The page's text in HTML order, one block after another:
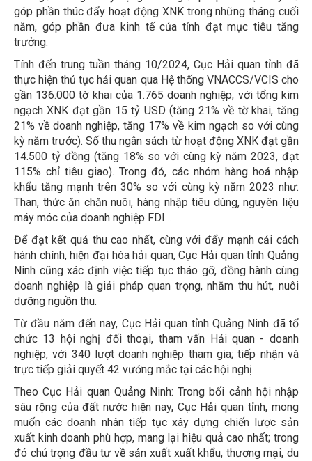
góp phần thúc đẩy hoạt động XNK trong những tháng cuối
năm, góp phần đưa kinh tế của tỉnh đạt mục tiêu tăng
trưởng.
Tính đến trung tuần tháng 10/2024, Cục Hải quan tỉnh đã
thực hiện thủ tục hải quan qua Hệ thống VNACCS/VCIS cho
gần 136.000 tờ khai của 1.765 doanh nghiệp, với tổng kim
ngạch XNK đạt gần 15 tỷ USD (tăng 21% về tờ khai, tăng
21% về doanh nghiệp, tăng 17% về kim ngạch so với cùng
kỳ năm trước). Số thu ngân sách từ hoạt động XNK đạt gần
14.500 tỷ đồng (tăng 18% so với cùng kỳ năm 2023, đạt
115% chỉ tiêu giao). Trong đó, các nhóm hàng hoá nhập
khẩu tăng mạnh trên 30% so với cùng kỳ năm 2023 như:
Than, thức ăn chăn nuôi, hàng nhập tiêu dùng, nguyên liệu
máy móc của doanh nghiệp FDI…
Để đạt kết quả thu cao nhất, cùng với đẩy mạnh cải cách
hành chính, hiện đại hóa hải quan, Cục Hải quan tỉnh Quảng
Ninh cũng xác định việc tiếp tục tháo gỡ, đồng hành cùng
doanh nghiệp là giải pháp quan trọng, nhằm thu hút, nuôi
dưỡng nguồn thu.
Từ đầu năm đến nay, Cục Hải quan tỉnh Quảng Ninh đã tổ
chức 13 hội nghị đối thoại, tham vấn Hải quan - doanh
nghiệp, với 340 lượt doanh nghiệp tham gia; tiếp nhận và
trực tiếp giải quyết 42 vướng mắc tại các hội nghị.
Theo Cục Hải quan Quảng Ninh: Trong bối cảnh hội nhập
sâu rộng của đất nước hiện nay, Cục Hải quan tỉnh, mong
muốn các doanh nhân tiếp tục xây dựng chiến lược sản
xuất kinh doanh phù hợp, mang lại hiệu quả cao nhất; trong
đó chú trọng đầu tư về sản xuất xuất khẩu, thương mại, du